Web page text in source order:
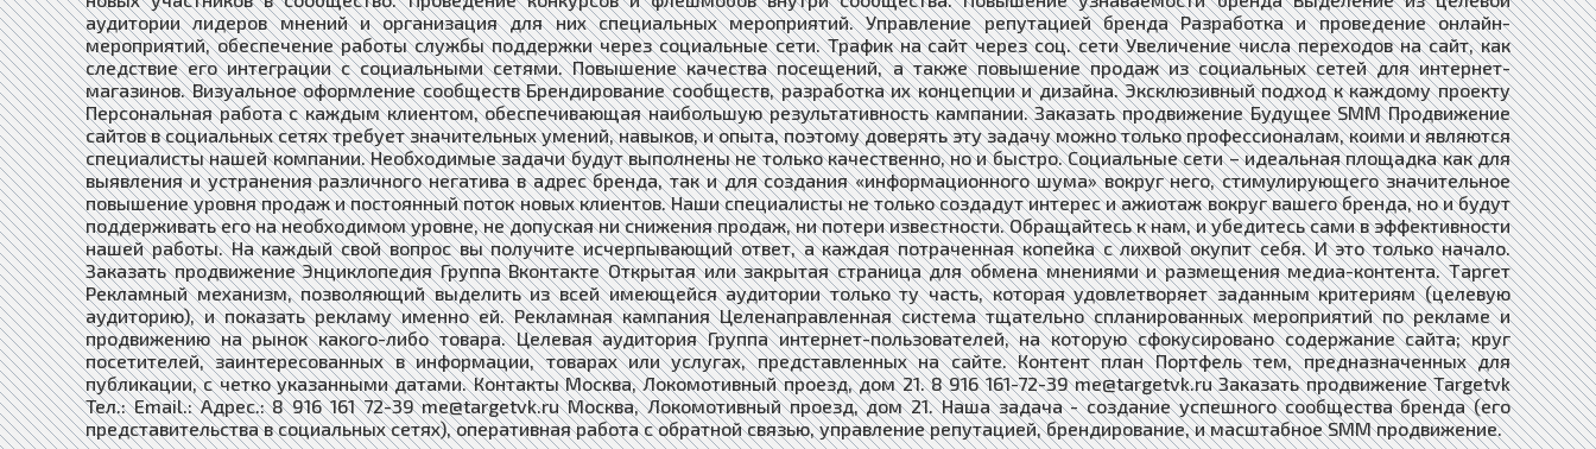
аудитории лидеров мнений и организация для них специальных мероприятий. Управление репутацией бренда Разработка и проведение онлайн-
мероприятий, обеспечение работы службы поддержки через социальные сети. Трафик на сайт через соц. сети Увеличение числа переходов на сайт, как
следствие его интеграции с социальными сетями. Повышение качества посещений, а также повышение продаж из социальных сетей для интернет-
магазинов. Визуальное оформление сообществ Брендирование сообществ, разработка их концепции и дизайна. Эксклюзивный подход к каждому проекту
Персональная работа с каждым клиентом, обеспечивающая наибольшую результативность кампании. Заказать продвижение Будущее SMM Продвижение
сайтов в социальных сетях требует значительных умений, навыков, и опыта, поэтому доверять эту задачу можно только профессионалам, коими и являются
специалисты нашей компании. Необходимые задачи будут выполнены не только качественно, но и быстро. Социальные сети – идеальная площадка как для
выявления и устранения различного негатива в адрес бренда, так и для создания «информационного шума» вокруг него, стимулирующего значительное
повышение уровня продаж и постоянный поток новых клиентов. Наши специалисты не только создадут интерес и ажиотаж вокруг вашего бренда, но и будут
поддерживать его на необходимом уровне, не допуская ни снижения продаж, ни потери известности. Обращайтесь к нам, и убедитесь сами в эффективности
нашей работы. На каждый свой вопрос вы получите исчерпывающий ответ, а каждая потраченная копейка с лихвой окупит себя. И это только начало.
Заказать продвижение Энциклопедия Группа Вконтакте Открытая или закрытая страница для обмена мнениями и размещения медиа-контента. Таргет
Рекламный механизм, позволяющий выделить из всей имеющейся аудитории только ту часть, которая удовлетворяет заданным критериям (целевую
аудиторию), и показать рекламу именно ей. Рекламная кампания Целенаправленная система тщательно спланированных мероприятий по рекламе и
продвижению на рынок какого-либо товара. Целевая аудитория Группа интернет-пользователей, на которую сфокусировано содержание сайта; круг
посетителей, заинтересованных в информации, товарах или услугах, представленных на сайте. Контент план Портфель тем, предназначенных для
публикации, с четко указанными датами. Контакты Москва, Локомотивный проезд, дом 21. 8 916 161-72-39 me@targetvk.ru Заказать продвижение Targetvk
Тел.: Email.: Адрес.: 8 916 161 72-39 me@targetvk.ru Москва, Локомотивный проезд, дом 21. Наша задача - создание успешного сообщества бренда (его
представительства в социальных сетях), оперативная работа с обратной связью, управление репутацией, брендирование, и масштабное SMM продвижение.